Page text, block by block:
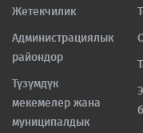
Жетекчилик
Администрациялык
райондор
Түзүмдүк
мекемелер жана
муниципалдык